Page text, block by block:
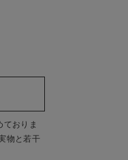
おりま
物と若干